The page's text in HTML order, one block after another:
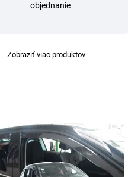
objednanie
Zobraziť viac produktov